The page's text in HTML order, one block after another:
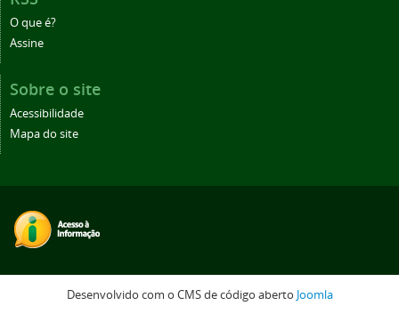
O que é?
Assine
Sobre o site
Acessibilidade
Mapa do site
Desenvolvido com o CMS de código aberto Joomla